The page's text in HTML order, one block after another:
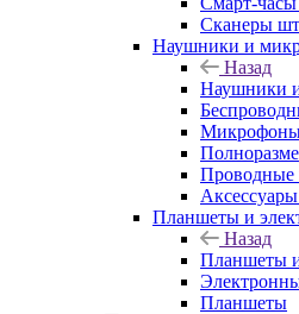
Сканеры
Наушники и
Назад
Наушники
Проводные
Планшеты и
Назад
Планшеты
Планшеты